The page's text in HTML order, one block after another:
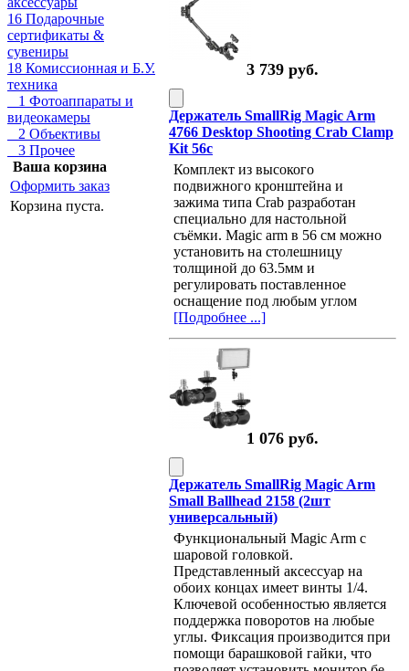
16 Подарочные
сертификаты &
сувениры
18 Комиссионная и Б.У.
техника
1 Фотоаппараты и
видеокамеры
2 Объективы
3 Прочее
Ваша корзина
Оформить заказ
Корзина пуста.
3 739 руб.
Держатель SmallRig Magic Arm
4766 Desktop Shooting Crab Clamp
Kit 56с
Комплект из высокого
подвижного кронштейна и
зажима типа Crab разработан
специально для настольной
съёмки. Magic arm в 56 см можно
установить на столешницу
толщиной до 63.5мм и
регулировать поставленное
оснащение под любым углом
[Подробнее ...]
1 076 руб.
Держатель SmallRig Magic Arm
Small Ballhead 2158 (2шт
универсальный)
Функциональный Magic Arm с
шаровой головкой.
Представленный аксессуар на
обоих концах имеет винты 1/4.
Ключевой особенностью является
поддержка поворотов на любые
углы. Фиксация производится при
помощи барашковой гайки, что